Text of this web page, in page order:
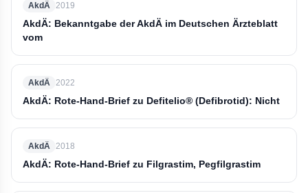
AkdÄ 2019
AkdÄ: Bekanntgabe der AkdÄ im Deutschen Ärzteblatt
vom
AkdÄ 2022
AkdÄ: Rote-Hand-Brief zu Defitelio® (Defibrotid): Nicht
AkdÄ 2018
AkdÄ: Rote-Hand-Brief zu Filgrastim, Pegfilgrastim